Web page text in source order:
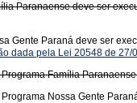
Paranaense deve ser
Gente Paraná deve ser
dada pela Lei 20548 de 27/
Família
Nossa Gente